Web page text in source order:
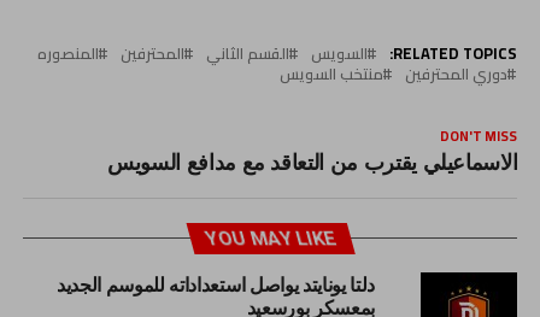
RELATED TOPICS: السويس القسم الثاني المحترفين المنصوره
دوري المحترفين منتخب السويس
DON'T MISS
الاسماعيلي يقترب من التعاقد مع مدافع السويس
YOU MAY LIKE
دلتا يونايتد يواصل استعداداته للموسم الجديد
بمعسكر بورسعيد